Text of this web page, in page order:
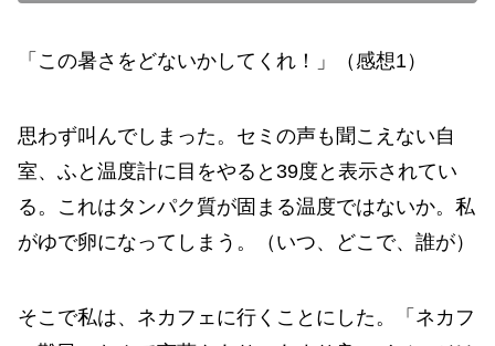
「この暑さをどないかしてくれ！」（感想1）
思わず叫んでしまった。セミの声も聞こえない自
室、ふと温度計に目をやると39度と表示されてい
る。これはタンパク質が固まる温度ではないか。私
がゆで卵になってしまう。（いつ、どこで、誰が）
そこで私は、ネカフェに行くことにした。「ネカフ